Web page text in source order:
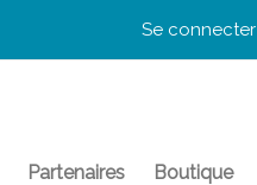
Se connecter
Partenaires Boutique